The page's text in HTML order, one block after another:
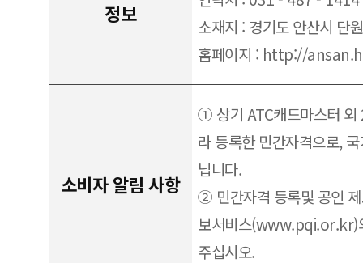
정보
소재지 : 경기도 안산시 단
홈페이지 : http://
소비자 알림 사항
① 상기 ATC캐드마스터 외
라 등록한 민간자격으로,
닙니다.
② 민간자격 등록및 공인
보서비스(www.pqi.or.kr)
주십시오.